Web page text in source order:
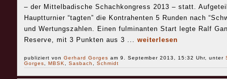
– der Mittelbadische Schachkongress 2013 – statt.
Hauptturnier “tagten” die Kontrahenten 5 Runden nach
und Wertungszahlen. Einen fulminanten Start legte Ralf
Reserve, mit 3 Punkten aus 3 ... weiterlesen
publiziert von Gerhard Gorges am 9. September 2013, 15:32 Uhr, unter
Gorges
MBSK Sasbach Schmidt